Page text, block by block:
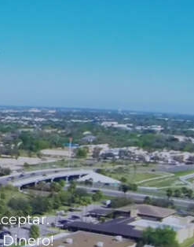
Dinero!